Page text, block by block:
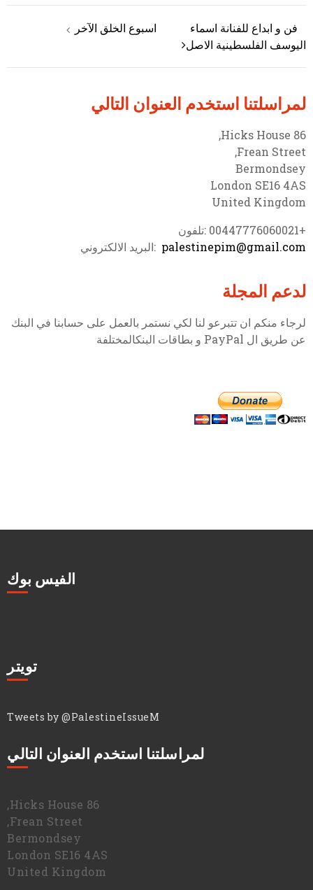
تصفّح المقالات
اسبوع الخلق الآخر
فن و ابداع للفنانة اسماء
اليوسف الفلسطينية الاصل
لمراسلتنا استخدم العنوان التالي
86 Hicks House,
Frean Street,
Bermondsey
London SE16 4AS
United Kingdom
+00447776060021 :تلفون
palestinepim@gmail.com :البريد الالكتروني
لدعم المجلة
لرجاء منكم ان تتبرعو لنا لكي نستمر بالعمل على حسابنا في البنك
عن طريق ال PayPal و بطاقات البنكالمختلفة
الفيس بوك
تويتر
Tweets by @PalestineIssueM
لمراسلتنا استخدم العنوان التالي
86 Hicks House,
Frean Street,
Bermondsey
London SE16 4AS
United Kingdom